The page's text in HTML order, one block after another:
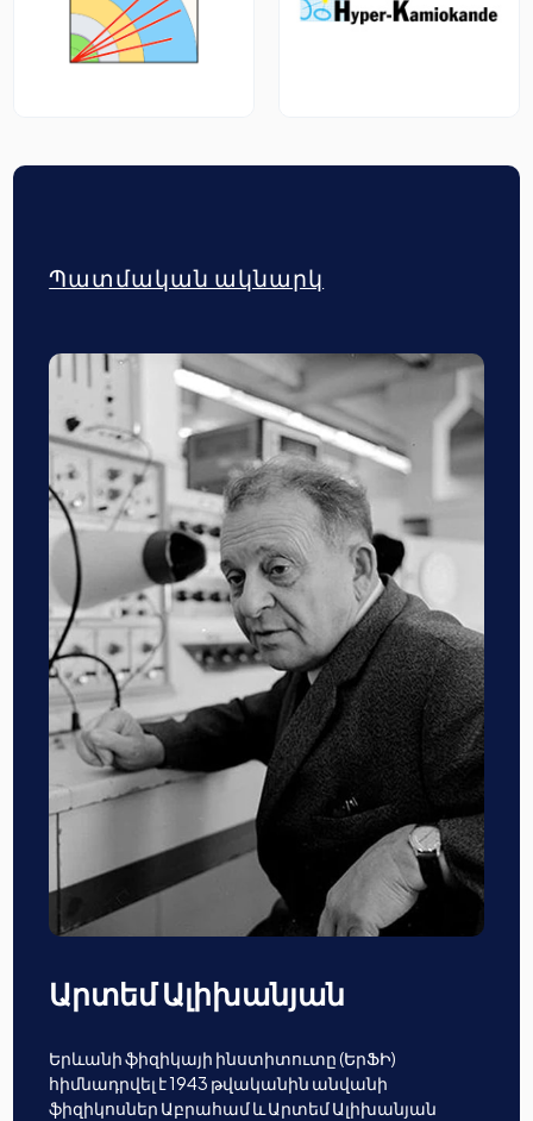
Պատմական ակնարկ
Արտեմ Ալիխանյան
Երևանի ֆիզիկայի ինստիտուտը (ԵրՖԻ)
հիմնադրվել է 1943 թվականին անվանի
ֆիզիկոսներ Աբրահամ և Արտեմ Ալիխանյան